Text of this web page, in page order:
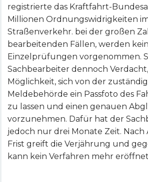
registrierte das Kraftfahrt-
Millionen Ordnungswidrigkeiten
Straßenverkehr. bei der großen
bearbeitenden Fällen, werden
Einzelprüfungen vorgenommen.
Sachbearbeiter dennoch
Möglichkeit, sich von der
Meldebehörde ein Passfoto des
zu lassen und einen genauen
vorzunehmen. Dafür hat der
jedoch nur drei Monate Zeit. Nach
Frist greift die Verjährung und
kann kein Verfahren mehr